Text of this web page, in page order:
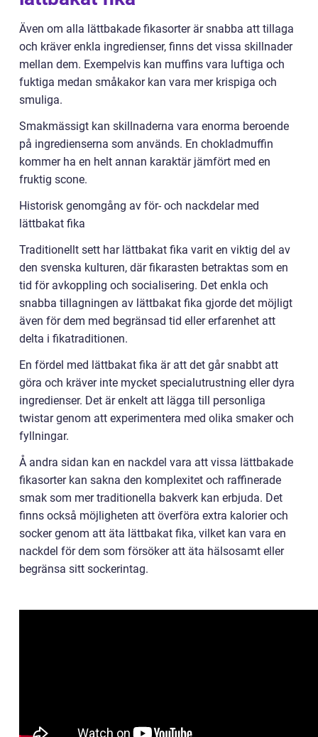
Även om alla lättbakade fikasorter är snabba att tillaga
och kräver enkla ingredienser, finns det vissa skillnader
mellan dem. Exempelvis kan muffins vara luftiga och
fuktiga medan småkakor kan vara mer krispiga och
smuliga.
Smakmässigt kan skillnaderna vara enorma beroende
på ingredienserna som används. En chokladmuffin
kommer ha en helt annan karaktär jämfört med en
fruktig scone.
Historisk genomgång av för- och nackdelar med
lättbakat fika
Traditionellt sett har lättbakat fika varit en viktig del av
den svenska kulturen, där fikarasten betraktas som en
tid för avkoppling och socialisering. Det enkla och
snabba tillagningen av lättbakat fika gjorde det möjligt
även för dem med begränsad tid eller erfarenhet att
delta i fikatraditionen.
En fördel med lättbakat fika är att det går snabbt att
göra och kräver inte mycket specialutrustning eller dyra
ingredienser. Det är enkelt att lägga till personliga
twistar genom att experimentera med olika smaker och
fyllningar.
Å andra sidan kan en nackdel vara att vissa lättbakade
fikasorter kan sakna den komplexitet och raffinerade
smak som mer traditionella bakverk kan erbjuda. Det
finns också möjligheten att överföra extra kalorier och
socker genom att äta lättbakat fika, vilket kan vara en
nackdel för dem som försöker att äta hälsosamt eller
begränsa sitt sockerintag.